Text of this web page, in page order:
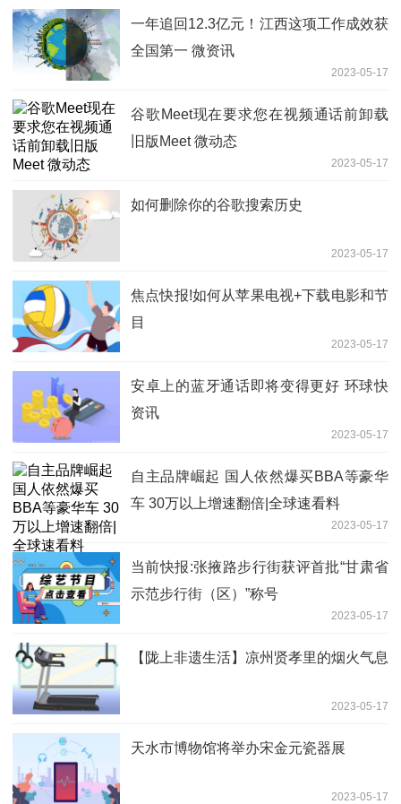
一年追回12.3亿元！江西这项工作成效获
全国第一 微资讯
2023-05-17
谷歌Meet现在要求您在视频通话前卸载
旧版Meet 微动态
2023-05-17
如何删除你的谷歌搜索历史
2023-05-17
焦点快报!如何从苹果电视+下载电影和节
目
2023-05-17
安卓上的蓝牙通话即将变得更好 环球快
资讯
2023-05-17
自主品牌崛起 国人依然爆买BBA等豪华
车 30万以上增速翻倍|全球速看料
2023-05-17
当前快报:张掖路步行街获评首批“甘肃省
示范步行街（区）”称号
2023-05-17
【陇上非遗生活】凉州贤孝里的烟火气息
2023-05-17
天水市博物馆将举办宋金元瓷器展
2023-05-17